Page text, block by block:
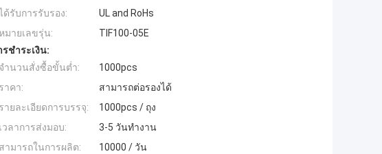
ด้รับการรับรอง:
UL and RoHs
มายเลขรุ่น:
TIF100-05E
รชำระเงิน:
จำนวนสั่งซื้อขั้นต่ำ:
1000pcs
ราคา:
สามารถต่อรองได้
รายละเอียดการบรรจุ:
1000pcs / ถุง
เวลาการส่งมอบ:
3-5 วันทำงาน
สามารถในการผลิต:
10000 / วัน